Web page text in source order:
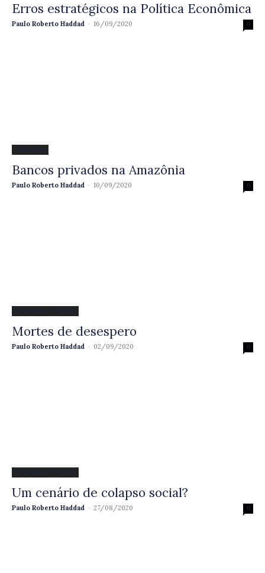
Erros estratégicos na Política Econômica
Paulo Roberto Haddad - 16/09/2020 0
Amazônia
Bancos privados na Amazônia
Paulo Roberto Haddad - 10/09/2020 0
Economia e Política
Mortes de desespero
Paulo Roberto Haddad - 02/09/2020 0
Economia e Política
Um cenário de colapso social?
Paulo Roberto Haddad - 27/08/2020 0